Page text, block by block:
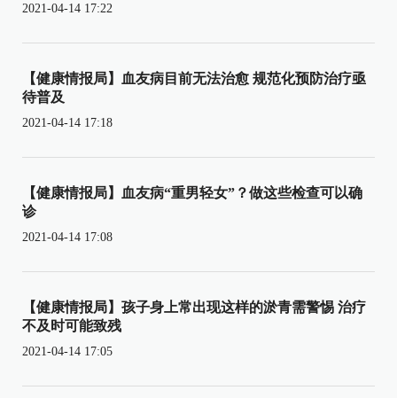
2021-04-14 17:22
【健康情报局】血友病目前无法治愈 规范化预防治疗亟
待普及
2021-04-14 17:18
【健康情报局】血友病“重男轻女”？做这些检查可以确
诊
2021-04-14 17:08
【健康情报局】孩子身上常出现这样的淤青需警惕 治疗
不及时可能致残
2021-04-14 17:05